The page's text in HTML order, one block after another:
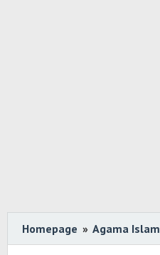
Homepage » Agama Islam